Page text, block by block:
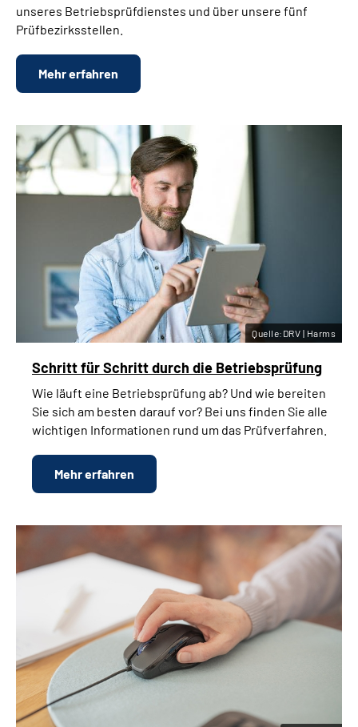
unseres Betriebsprüfdienstes und über unsere fünf
Prüfbezirksstellen.
Mehr erfahren
Schritt für Schritt durch die Betriebsprüfung
Wie läuft eine Betriebsprüfung ab? Und wie bereiten
Sie sich am besten darauf vor? Bei uns finden Sie alle
wichtigen Informationen rund um das Prüfverfahren.
Mehr erfahren
Quelle:DRV | Harms